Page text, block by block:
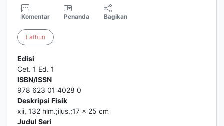
Komentar Penanda Bagikan
Fathun
Edisi
Cet. 1 Ed. 1
ISBN/ISSN
978 623 01 4028 0
Deskripsi Fisik
xii, 132 hlm.;ilus.;17 x 25 cm
Judul Seri